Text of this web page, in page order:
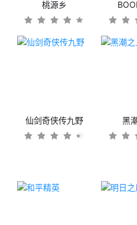
桃源乡
仙剑奇侠传九野 黑